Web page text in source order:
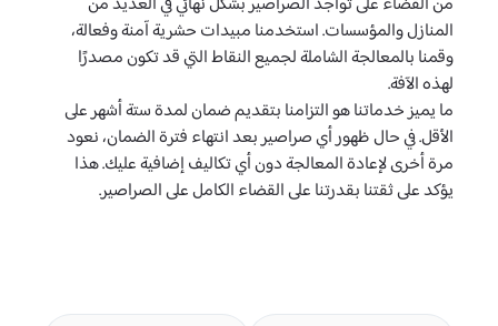
المنازل والمؤسسات. استخدمنا مبيدات حشرية آمنة وفعالة،
وقمنا بالمعالجة الشاملة لجميع النقاط التي قد تكون مصدرًا
لهذه الآفة.
ما يميز خدماتنا هو التزامنا بتقديم ضمان لمدة ستة أشهر على
الأقل. في حال ظهور أي صراصير بعد انتهاء فترة الضمان، نعود
مرة أخرى لإعادة المعالجة دون أي تكاليف إضافية عليك. هذا
يؤكد على ثقتنا بقدرتنا على القضاء الكامل على الصراصير.